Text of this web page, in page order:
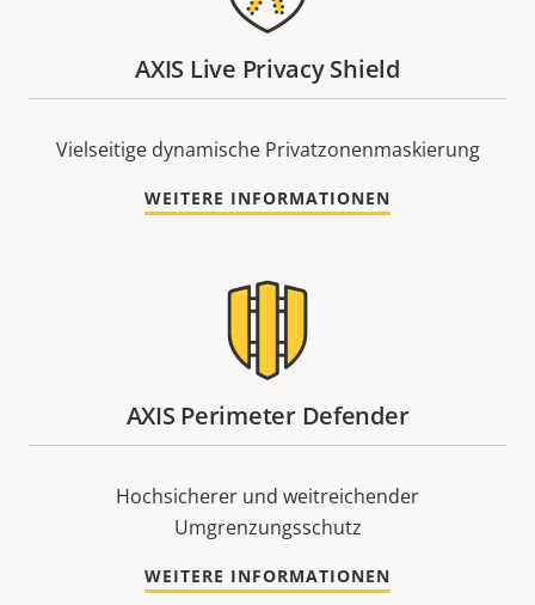
AXIS Live Privacy Shield
Vielseitige dynamische Privatzonenmaskierung
WEITERE INFORMATIONEN
AXIS Perimeter Defender
Hochsicherer und weitreichender
Umgrenzungsschutz
WEITERE INFORMATIONEN